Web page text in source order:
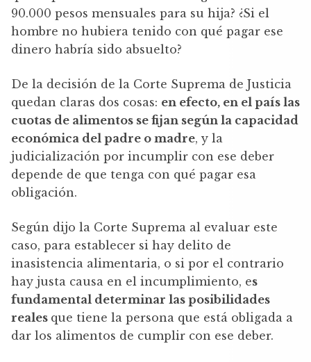
90.000 pesos mensuales para su hija? ¿Si el
hombre no hubiera tenido con qué pagar ese
dinero habría sido absuelto?
De la decisión de la Corte Suprema de Justicia
quedan claras dos cosas: en efecto, en el país las
cuotas de alimentos se fijan según la capacidad
económica del padre o madre, y la
judicialización por incumplir con ese deber
depende de que tenga con qué pagar esa
obligación.
Según dijo la Corte Suprema al evaluar este
caso, para establecer si hay delito de
inasistencia alimentaria, o si por el contrario
hay justa causa en el incumplimiento, es
fundamental determinar las posibilidades
reales que tiene la persona que está obligada a
dar los alimentos de cumplir con ese deber.